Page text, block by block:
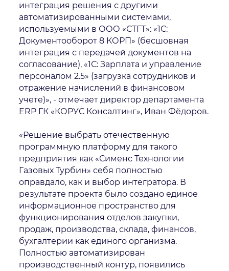
интеграция решения с другими
автоматизированными системами,
используемыми в ООО «СТГТ»: «1С:
Документооборот 8 КОРП» (бесшовная
интеграция с передачей документов на
согласование), «1С: Зарплата и управление
персоналом 2.5» (загрузка сотрудников и
отражение начислений в финансовом
учете)», - отмечает директор департамента
ERP ГК «КОРУС Консалтинг», Иван Фёдоров.
«Решение выбрать отечественную
программную платформу для такого
предприятия как «Сименс Технологии
Газовых Турбин» себя полностью
оправдало, как и выбор интегратора. В
результате проекта было создано единое
информационное пространство для
функционирования отделов закупки,
продаж, производства, склада, финансов,
бухгалтерии как единого организма.
Полностью автоматизирован
производственный контур, появились